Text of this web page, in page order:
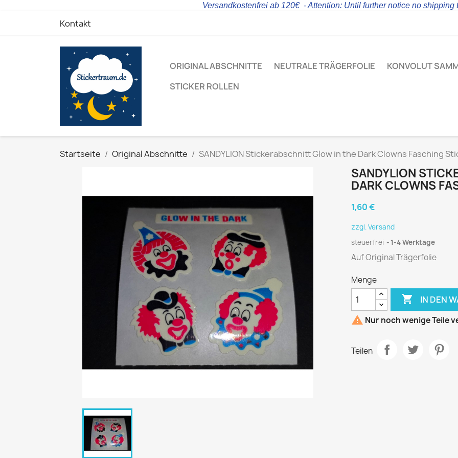
Versandkostenfrei ab 120€ - Attention: Until further notice no shipping
Kontakt
ORIGINAL ABSCHNITTE NEUTRALE TRÄGERFOLIE KONVOLUT
STICKER ROLLEN
Startseite Original Abschnitte SANDYLION Stickerabschnitt Glow in the Dark Clowns Fasching
SANDYLION
DARK CLOWNS
1,60 €
zzgl. Versand
steuerfrei
1-4 Werktage
Auf Original Trägerfolie
Menge
 IN DEN
 Nur noch wenige Teile
Teilen